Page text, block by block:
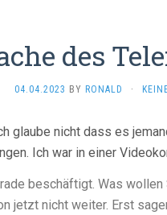
des
04.04.2023 BY RONALD ·
glaube nicht dass es
Ich war in einer
beschäftigt. Was wollen
jetzt nicht weiter. Erst